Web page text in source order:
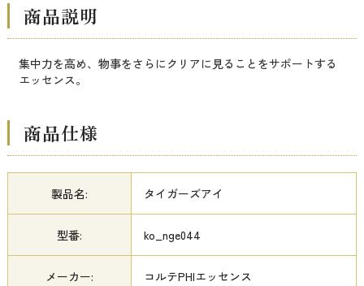
商品説明
集中力を高め、物事をさらにクリアに見ることをサポートする
エッセンス。
商品仕様
製品名: タイガーズアイ
型番: ko_nge044
メーカー: コルテPHIエッセンス